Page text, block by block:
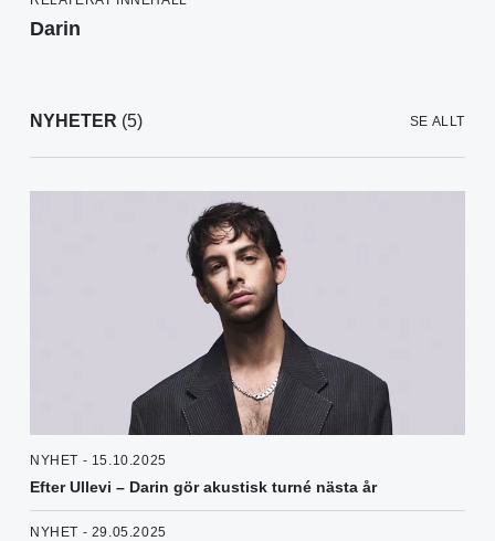
Darin
NYHETER (5) SE ALLT
NYHET - 15.10.2025
Efter Ullevi – Darin gör akustisk turné nästa år
NYHET - 29.05.2025